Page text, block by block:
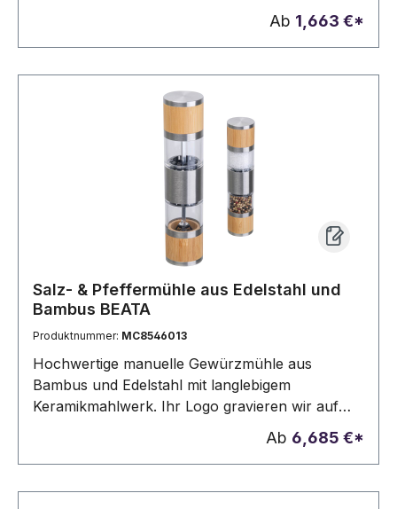
Mahlergebnis lässt sich durch einfaches Drehen
am schwarzen Knopf auf die gewünschte
Körnung einstellen. Ihre Werbung drucken wir
auf den transparenten Deckel.
Ab 1,663 €*
Salz- & Pfeffermühle aus Edelstahl und
Bambus BEATA
Produktnummer: MC8546013
Hochwertige manuelle Gewürzmühle aus
Bambus und Edelstahl mit langlebigem
Keramikmahlwerk. Ihr Logo gravieren wir auf
Ab 6,685 €*